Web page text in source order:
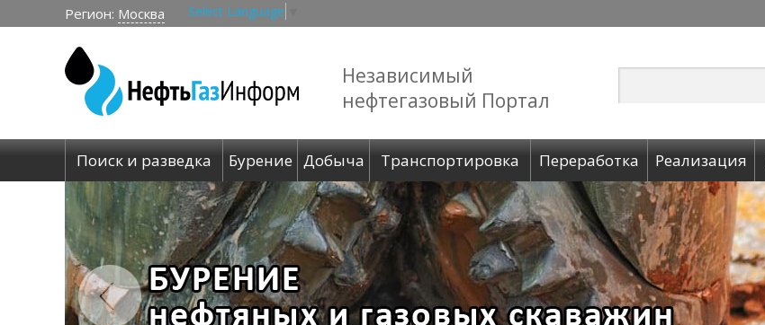
Регион: Москва Select Language
Независимый
нефтегазовый Портал
Поиск и разведка Бурение Добыча Транспортировка Переработка Реализация